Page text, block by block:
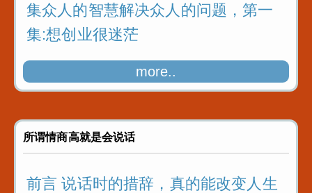
集众人的智慧解决众人的问题，第一
集:想创业很迷茫
销冠技巧二：不要直接介绍，晒价值
是开场白最直接，但是有用的套路，
销售都来学习下
more..
所谓情商高就是会说话
前言 说话时的措辞，真的能改变人生